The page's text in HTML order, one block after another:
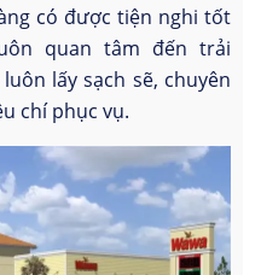
có được tiện nghi tốt
quan tâm đến trải
lấy sạch sẽ, chuyên
chí phục vụ.